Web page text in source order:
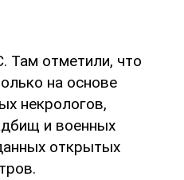
Там отметили, что
на основе
некрологов,
и военных
открытых